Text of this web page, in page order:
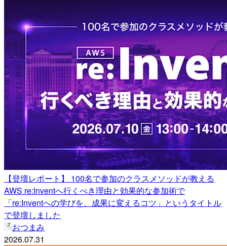
【登壇レポート】 100名で参加のクラスメソッドが教える
AWS re:Inventへ行くべき理由と効果的な参加術で
「re:Inventへの学びを、成果に変えるコツ」というタイトル
で登壇しました
おつまみ
2026.07.31